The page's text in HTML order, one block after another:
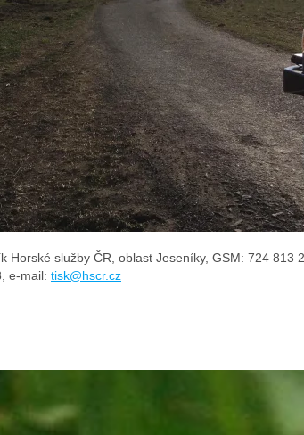
Horské služby ČR, oblast Jeseníky, GSM: 724 813
e-mail: tisk@hscr.cz